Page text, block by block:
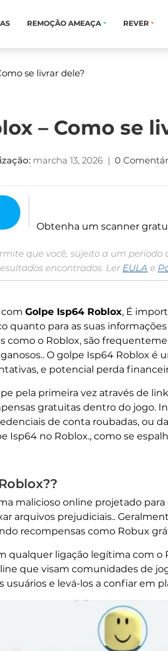
REMOÇÃO AMEAÇA REVER
se livrar dele?
– Como se
marcha 13, 2026 | 0
Obtenha um scanner
que você, sujeito a um período
encontrados. Ler EULA e
Golpe Isp64 Roblox, É
quanto para as suas
como o Roblox, são
O golpe Isp64 Roblox é
e potencial perda
pela primeira vez através de
gratuitas dentro do jogo.
de conta roubadas, ou
Isp64 no Roblox., como se
malicioso online projetado
arquivos prejudiciais..
recompensas como Robux
qualquer ligação legítima com o
que visam comunidades de
e levá-los a confiar em